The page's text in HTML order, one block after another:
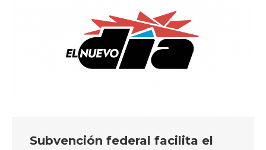
Subvención federal facilita el